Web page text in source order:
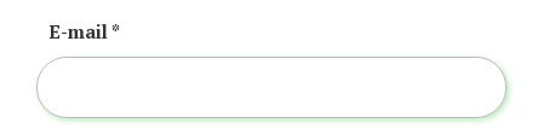
E-mail *